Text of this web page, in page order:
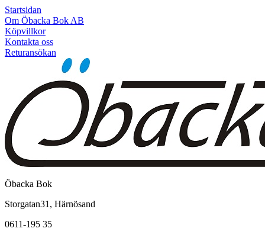
Startsidan
Om Öbacka Bok AB
Köpvillkor
Kontakta oss
Returansökan
Öbacka Bok
Storgatan31, Härnösand
0611-195 35